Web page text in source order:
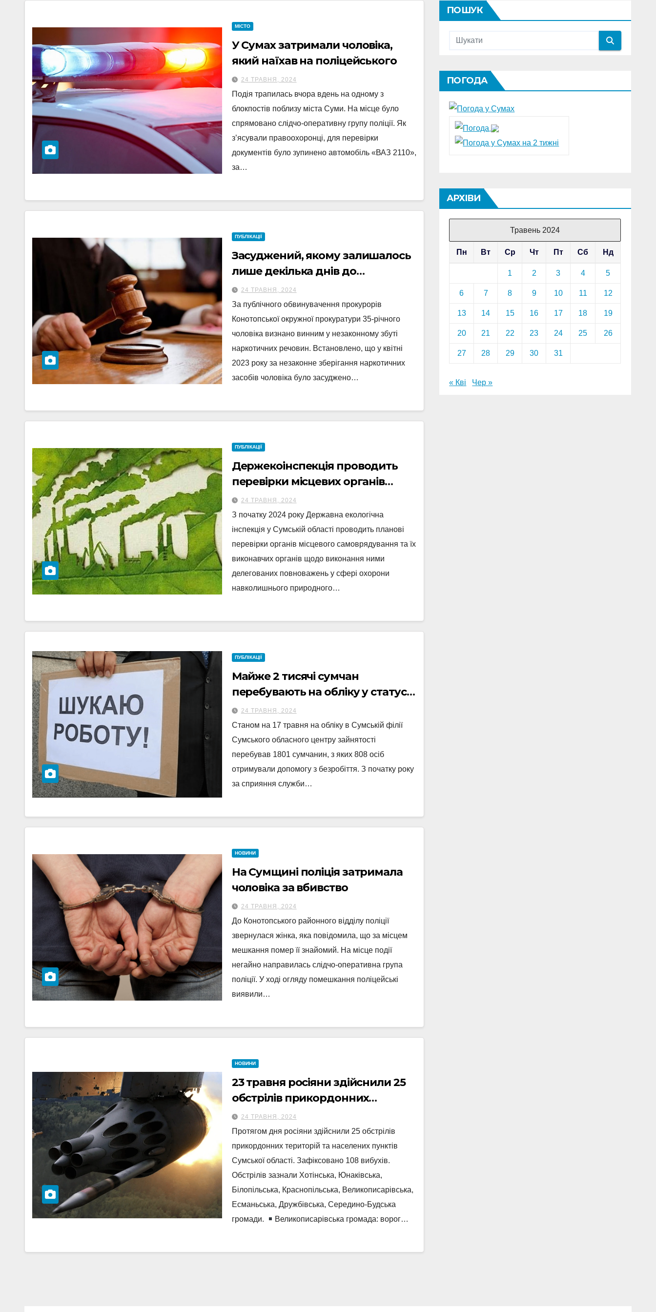
МІСТО
У Сумах затримали чоловіка,
який наїхав на поліцейського
24 ТРАВНЯ, 2024
Подія трапилась вчора вдень на одному з
блокпостів поблизу міста Суми. На місце було
спрямовано слідчо-оперативну групу поліції. Як
з’ясували правоохоронці, для перевірки
документів було зупинено автомобіль «ВАЗ 2110»,
за…
ПУБЛІКАЦІЇ
Засуджений, якому залишалось
лише декілька днів до
звільнення, залишиться за
гратами ще на 6 років
24 ТРАВНЯ, 2024
За публічного обвинувачення прокурорів
Конотопської окружної прокуратури 35-річного
чоловіка визнано винним у незаконному збуті
наркотичних речовин. Встановлено, що у квітні
2023 року за незаконне зберігання наркотичних
засобів чоловіка було засуджено…
ПУБЛІКАЦІЇ
Держекоінспекція проводить
перевірки місцевих органів
влади на Сумщині
24 ТРАВНЯ, 2024
З початку 2024 року Державна екологічна
інспекція у Сумській області проводить планові
перевірки органів місцевого самоврядування та їх
виконавчих органів щодо виконання ними
делегованих повноважень у сфері охорони
навколишнього природного…
ПУБЛІКАЦІЇ
Майже 2 тисячі сумчан
перебувають на обліку у статусі
безробітних
24 ТРАВНЯ, 2024
Станом на 17 травня на обліку в Сумській філії
Сумського обласного центру зайнятості
перебував 1801 сумчанин, з яких 808 осіб
отримували допомогу з безробіття. З початку року
за сприяння служби…
НОВИНИ
На Сумщині поліція затримала
чоловіка за вбивство
24 ТРАВНЯ, 2024
До Конотопського районного відділу поліції
звернулася жінка, яка повідомила, що за місцем
мешкання помер її знайомий. На місце події
негайно направилась слідчо-оперативна група
поліції. У ході огляду помешкання поліцейські
виявили…
НОВИНИ
23 травня росіяни здійснили 25
обстрілів прикордонних
територій Сумщини
24 ТРАВНЯ, 2024
Протягом дня росіяни здійснили 25 обстрілів
прикордонних територій та населених пунктів
Сумської області. Зафіксовано 108 вибухів.
Обстрілів зазнали Хотінська, Юнаківська,
Білопільська, Краснопільська, Великописарівська,
Есманьська, Дружбівська, Середино-Будська
громади.
Великописарівська громада: ворог…
ПОШУК
ПОГОДА
АРХІВИ
Травень 2024
Пн Вт Ср Чт Пт Сб Нд
1 2 3 4 5
6 7 8 9 10 11 12
13 14 15 16 17 18 19
20 21 22 23 24 25 26
27 28 29 30 31
« Кві Чер »